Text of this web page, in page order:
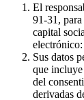
El
91-31,
capital
electrónico:
Sus datos
que
del
derivadas